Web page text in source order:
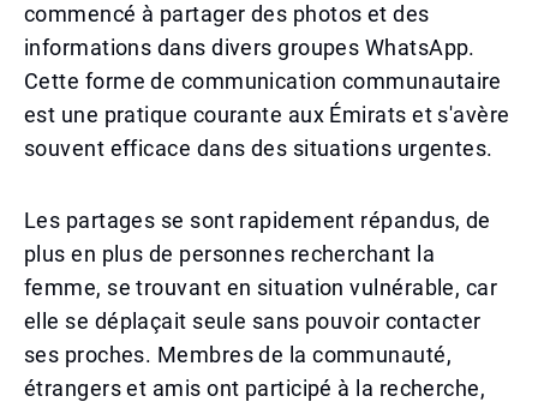
commencé à partager des photos et des
informations dans divers groupes WhatsApp.
Cette forme de communication communautaire
est une pratique courante aux Émirats et s'avère
souvent efficace dans des situations urgentes.
Les partages se sont rapidement répandus, de
plus en plus de personnes recherchant la
femme, se trouvant en situation vulnérable, car
elle se déplaçait seule sans pouvoir contacter
ses proches. Membres de la communauté,
étrangers et amis ont participé à la recherche,